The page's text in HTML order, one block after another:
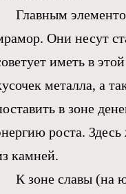
Главным
Они несут
иметь в
металла, а
в зоне
роста.
камней.
К зоне славы (на